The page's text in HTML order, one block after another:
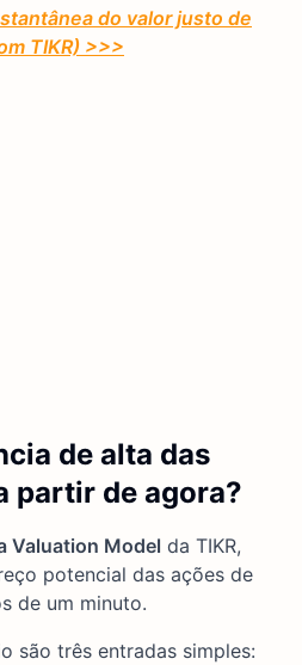
do valor justo de
TIKR) >>>
de alta das
partir de agora?
Valuation Model da TIKR,
potencial das ações de
de um minuto.
são três entradas simples: